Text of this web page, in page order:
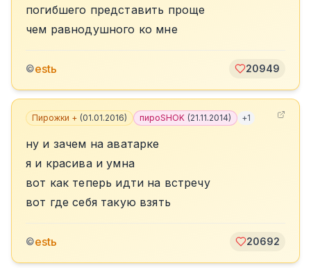
погибшего представить проще
чем равнодушного ко мне
©estь 20949
Пирожки + (01.01.2016) пироSHOK (21.11.2014) +1
ну и зачем на аватарке
я и красива и умна
вот как теперь идти на встречу
вот где себя такую взять
©estь 20692